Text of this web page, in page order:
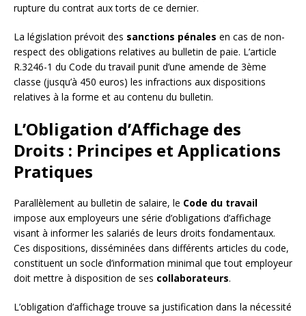
rupture du contrat aux torts de ce dernier.
La législation prévoit des sanctions pénales en cas de non-
respect des obligations relatives au bulletin de paie. L’article
R.3246-1 du Code du travail punit d’une amende de 3ème
classe (jusqu’à 450 euros) les infractions aux dispositions
relatives à la forme et au contenu du bulletin.
L’Obligation d’Affichage des
Droits : Principes et Applications
Pratiques
Parallèlement au bulletin de salaire, le Code du travail
impose aux employeurs une série d’obligations d’affichage
visant à informer les salariés de leurs droits fondamentaux.
Ces dispositions, disséminées dans différents articles du code,
constituent un socle d’information minimal que tout employeur
doit mettre à disposition de ses collaborateurs.
L’obligation d’affichage trouve sa justification dans la nécessité